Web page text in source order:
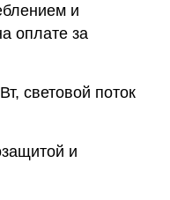
и
оплате за
световой поток
и